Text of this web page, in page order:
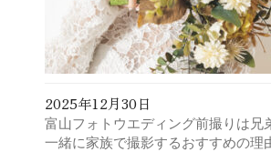
2025年12月30日
富山フォトウエディング前撮りは兄
一緒に家族で撮影するおすすめの理